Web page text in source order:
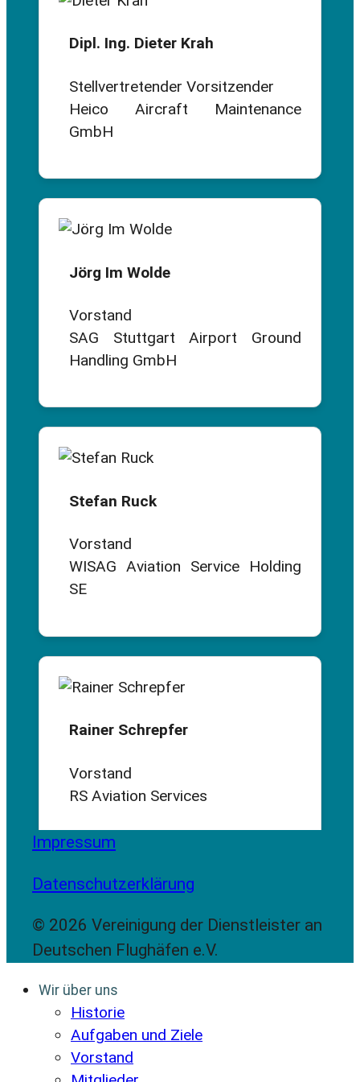
Dipl. Ing. Dieter Krah
Stellvertretender Vorsitzender
Heico Aircraft Maintenance
GmbH
Jörg Im Wolde
Vorstand
SAG Stuttgart Airport Ground
Handling GmbH
Stefan Ruck
Vorstand
WISAG Aviation Service Holding
SE
Rainer Schrepfer
Vorstand
RS Aviation Services
Impressum
Datenschutzerklärung
© 2026 Vereinigung der Dienstleister an
Deutschen Flughäfen e.V.
Wir über uns
Historie
Aufgaben und Ziele
Vorstand